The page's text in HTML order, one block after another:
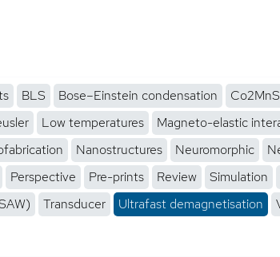
BLS Bose–Einstein condensation
Low temperatures Magneto-elastic
Nanostructures Neuromorphic
Perspective Pre-prints Review Simulation
Transducer Ultrafast demagnetisation